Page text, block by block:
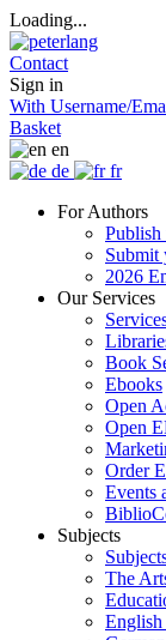
Loading...
Contact
Sign in
With Username/
Basket
en
de
fr
For Authors
Submit
2026
Our Services
Book
Ebooks
Open
Open
Order
Events
Subjects
The
English